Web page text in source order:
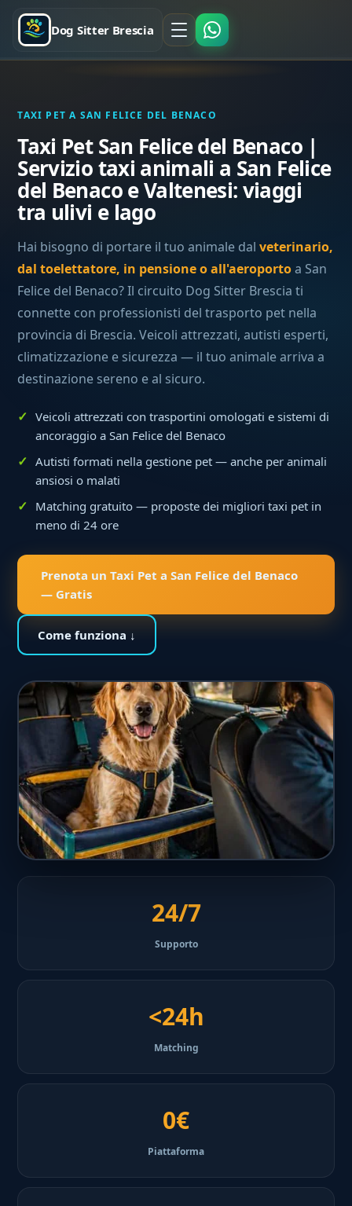
Dog Sitter Brescia
TAXI PET A SAN FELICE DEL BENACO
Taxi Pet San Felice del Benaco |
Servizio taxi animali a San Felice
del Benaco e Valtenesi: viaggi
tra ulivi e lago
Hai bisogno di portare il tuo animale dalveterinario,
dal toelettatore, in pensione o all'aeroportoa San
Felice del Benaco? Il circuito Dog Sitter Brescia ti
connette con professionisti del trasporto pet nella
provincia di Brescia. Veicoli attrezzati, autisti esperti,
climatizzazione e sicurezza — il tuo animale arriva a
destinazione sereno e al sicuro.
Veicoli attrezzati con trasportini omologati e sistemi di
ancoraggio a San Felice del Benaco
Autisti formati nella gestione pet — anche per animali
ansiosi o malati
Matching gratuito — proposte dei migliori taxi pet in
meno di 24 ore
Prenota un Taxi Pet a San Felice del Benaco
— Gratis
Come funziona ↓
24/7
Supporto
<24h
Matching
0€
Piattaforma